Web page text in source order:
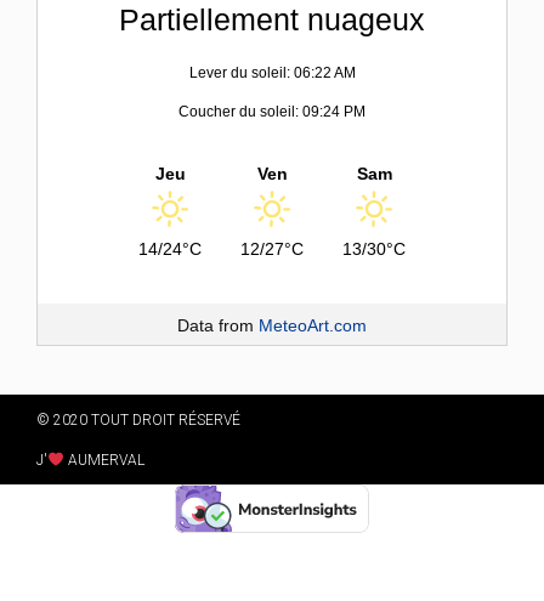
Partiellement nuageux
Lever du soleil: 06:22 AM
Coucher du soleil: 09:24 PM
Jeu
14/24°C
Ven
12/27°C
Sam
13/30°C
Data from MeteoArt.com
© 2020 TOUT DROIT RÉSERVÉ
J' AUMERVAL